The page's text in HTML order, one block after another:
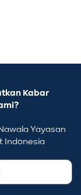
Kabar
Yayasan
Indonesia